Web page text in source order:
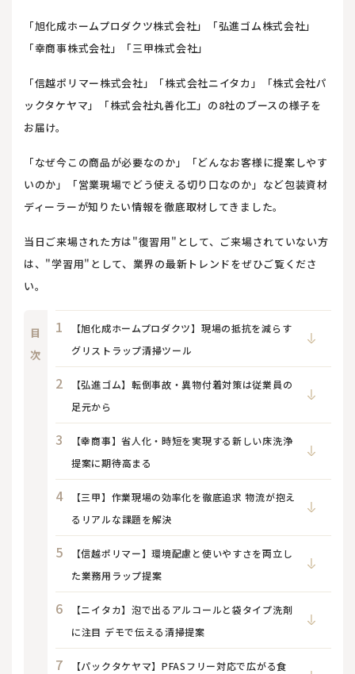
「旭化成ホームプロダクツ株式会社」「弘進ゴム株式会社」
「幸商事株式会社」「三甲株式会社」
「信越ポリマー株式会社」「株式会社ニイタカ」「株式会社パ
ックタケヤマ」「株式会社丸善化工」の8社のブースの様子を
お届け。
「なぜ今この商品が必要なのか」「どんなお客様に提案しやす
いのか」「営業現場でどう使える切り口なのか」など包装資材
ディーラーが知りたい情報を徹底取材してきました。
当日ご来場された方は"復習用"として、ご来場されていない方
は、"学習用"として、業界の最新トレンドをぜひご覧くださ
い。
目
次
【旭化成ホームプロダクツ】現場の抵抗を減らす
グリストラップ清掃ツール
【弘進ゴム】転倒事故・異物付着対策は従業員の
足元から
【幸商事】省人化・時短を実現する新しい床洗浄
提案に期待高まる
【三甲】作業現場の効率化を徹底追求 物流が抱え
るリアルな課題を解決
【信越ポリマー】環境配慮と使いやすさを両立し
た業務用ラップ提案
【ニイタカ】泡で出るアルコールと袋タイプ洗剤
に注目 デモで伝える清掃提案
【パックタケヤマ】PFASフリー対応で広がる食